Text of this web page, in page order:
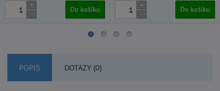
+
-
Do košíku
+
-
Do košíku
POPIS DOTAZY (0)